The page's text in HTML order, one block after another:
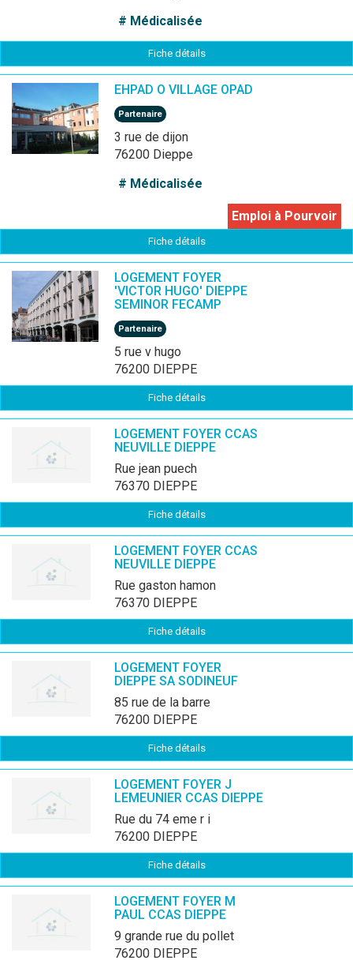
# Médicalisée
Fiche détails
EHPAD O VILLAGE OPAD
Partenaire
3 rue de dijon
76200 Dieppe
# Médicalisée
Emploi à Pourvoir
Fiche détails
LOGEMENT FOYER
'VICTOR HUGO' DIEPPE
SEMINOR FECAMP
Partenaire
5 rue v hugo
76200 DIEPPE
Fiche détails
LOGEMENT FOYER CCAS
NEUVILLE DIEPPE
rue jean puech
76370 DIEPPE
Fiche détails
LOGEMENT FOYER CCAS
NEUVILLE DIEPPE
rue gaston hamon
76370 DIEPPE
Fiche détails
LOGEMENT FOYER
DIEPPE SA SODINEUF
85 rue de la barre
76200 DIEPPE
Fiche détails
LOGEMENT FOYER J
LEMEUNIER CCAS DIEPPE
rue du 74 eme r i
76200 DIEPPE
Fiche détails
LOGEMENT FOYER M
PAUL CCAS DIEPPE
9 grande rue du pollet
76200 DIEPPE